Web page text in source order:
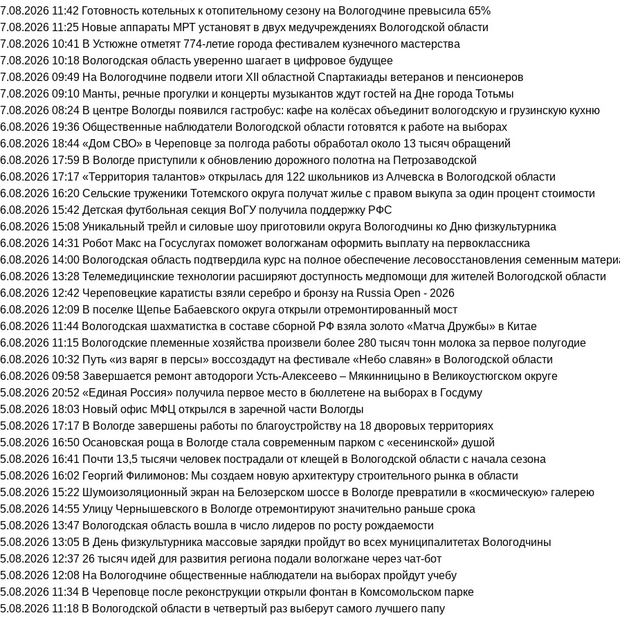
7.08.2026 11:42 Готовность котельных к отопительному сезону на Вологодчине превысила 65%
7.08.2026 11:25 Новые аппараты МРТ установят в двух медучреждениях Вологодской области
7.08.2026 10:41 В Устюжне отметят 774-летие города фестивалем кузнечного мастерства
7.08.2026 10:18 Вологодская область уверенно шагает в цифровое будущее
7.08.2026 09:49 На Вологодчине подвели итоги XII областной Спартакиады ветеранов и пенсионеров
7.08.2026 09:10 Манты, речные прогулки и концерты музыкантов ждут гостей на Дне города Тотьмы
7.08.2026 08:24 В центре Вологды появился гастробус: кафе на колёсах объединит вологодскую и грузинскую кухню
6.08.2026 19:36 Общественные наблюдатели Вологодской области готовятся к работе на выборах
6.08.2026 18:44 «Дом СВО» в Череповце за полгода работы обработал около 13 тысяч обращений
6.08.2026 17:59 В Вологде приступили к обновлению дорожного полотна на Петрозаводской
6.08.2026 17:17 «Территория талантов» открылась для 122 школьников из Алчевска в Вологодской области
6.08.2026 16:20 Сельские труженики Тотемского округа получат жилье с правом выкупа за один процент стоимости
6.08.2026 15:42 Детская футбольная секция ВоГУ получила поддержку РФС
6.08.2026 15:08 Уникальный трейл и силовые шоу приготовили округа Вологодчины ко Дню физкультурника
6.08.2026 14:31 Робот Макс на Госуслугах поможет вологжанам оформить выплату на первоклассника
6.08.2026 14:00 Вологодская область подтвердила курс на полное обеспечение лесовосстановления семенным
6.08.2026 13:28 Телемедицинские технологии расширяют доступность медпомощи для жителей Вологодской области
6.08.2026 12:42 Череповецкие каратисты взяли серебро и бронзу на Russia Open - 2026
6.08.2026 12:09 В поселке Щепье Бабаевского округа открыли отремонтированный мост
6.08.2026 11:44 Вологодская шахматистка в составе сборной РФ взяла золото «Матча Дружбы» в Китае
6.08.2026 11:15 Вологодские племенные хозяйства произвели более 280 тысяч тонн молока за первое полугодие
6.08.2026 10:32 Путь «из варяг в персы» воссоздадут на фестивале «Небо славян» в Вологодской области
6.08.2026 09:58 Завершается ремонт автодороги Усть-Алексеево – Мякинницыно в Великоустюгском округе
5.08.2026 20:52 «Единая Россия» получила первое место в бюллетене на выборах в Госдуму
5.08.2026 18:03 Новый офис МФЦ открылся в заречной части Вологды
5.08.2026 17:17 В Вологде завершены работы по благоустройству на 18 дворовых территориях
5.08.2026 16:50 Осановская роща в Вологде стала современным парком с «есенинской» душой
5.08.2026 16:41 Почти 13,5 тысячи человек пострадали от клещей в Вологодской области с начала сезона
5.08.2026 16:02 Георгий Филимонов: Мы создаем новую архитектуру строительного рынка в области
5.08.2026 15:22 Шумоизоляционный экран на Белозерском шоссе в Вологде превратили в «космическую» галерею
5.08.2026 14:55 Улицу Чернышевского в Вологде отремонтируют значительно раньше срока
5.08.2026 13:47 Вологодская область вошла в число лидеров по росту рождаемости
5.08.2026 13:05 В День физкультурника массовые зарядки пройдут во всех муниципалитетах Вологодчины
5.08.2026 12:37 26 тысяч идей для развития региона подали вологжане через чат-бот
5.08.2026 12:08 На Вологодчине общественные наблюдатели на выборах пройдут учебу
5.08.2026 11:34 В Череповце после реконструкции открыли фонтан в Комсомольском парке
5.08.2026 11:18 В Вологодской области в четвертый раз выберут самого лучшего папу